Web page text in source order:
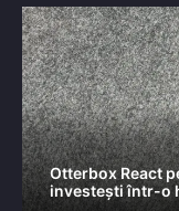
Otterbox React
investești într-o